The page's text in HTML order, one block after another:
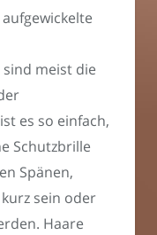
meist die
es so einfach,
Schutzbrille
Spänen,
sein oder
Haare